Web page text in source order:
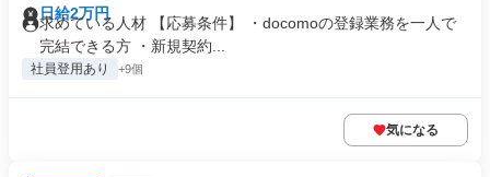
日給2万円
求めている人材 【応募条件】 ・docomoの登録業務を一人で
完結できる方 ・新規契約...
社員登用あり +9個
気になる